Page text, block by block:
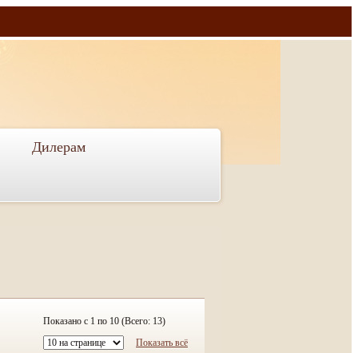
Дилерам
Показано с 1 по 10 (Всего: 13)
Показать всё